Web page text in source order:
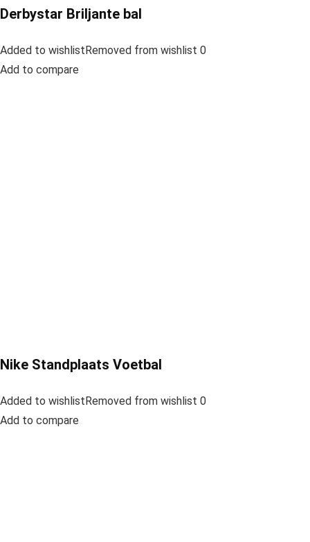
Derbystar Briljante bal
Added to wishlistRemoved from wishlist 0
Add to compare
Nike Standplaats Voetbal
Added to wishlistRemoved from wishlist 0
Add to compare